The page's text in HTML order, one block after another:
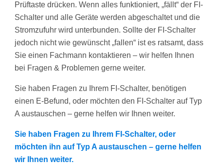
Prüftaste drücken. Wenn alles funktioniert, „fällt“ der FI-
Schalter und alle Geräte werden abgeschaltet und die
Stromzufuhr wird unterbunden. Sollte der FI-Schalter
jedoch nicht wie gewünscht „fallen“ ist es ratsamt, dass
Sie einen Fachmann kontaktieren – wir helfen Ihnen
bei Fragen & Problemen gerne weiter.
Sie haben Fragen zu Ihrem FI-Schalter, benötigen
einen E-Befund, oder möchten den FI-Schalter auf Typ
A austauschen – gerne helfen wir Ihnen weiter.
Sie haben Fragen zu Ihrem FI-Schalter, oder
möchten ihn auf Typ A austauschen – gerne helfen
wir Ihnen weiter.